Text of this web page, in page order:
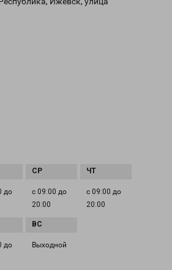
до
с 09:00 до
20:00
с 09:00 до
20:00
до
Выходной